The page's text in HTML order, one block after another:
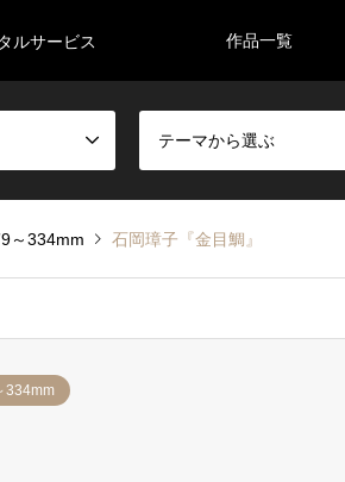
ルサービス 作品一覧
テーマから選ぶ
～334mm 石岡璋子『金目鯛』
334mm